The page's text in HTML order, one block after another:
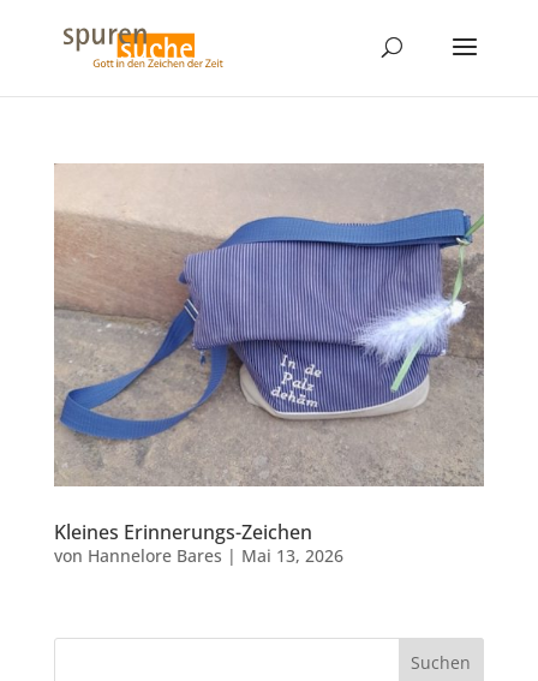
Kleines Erinnerungs-Zeichen
von Hannelore Bares | Mai 13, 2026
Suchen